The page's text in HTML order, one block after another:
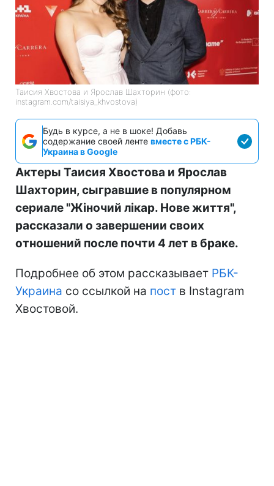
Таисия Хвостова и Ярослав Шахторин (фото:
instagram.com/taisiya_khvostova)
Будь в курсе, а не в шоке! Добавь
содержание своей ленте вместе с РБК-
Украина в Google
Актеры Таисия Хвостова и Ярослав
Шахторин, сыгравшие в популярном
сериале "Жіночий лікар. Нове життя",
рассказали о завершении своих
отношений после почти 4 лет в браке.
Подробнее об этом рассказывает РБК-
Украина со ссылкой на пост в Instagram
Хвостовой.